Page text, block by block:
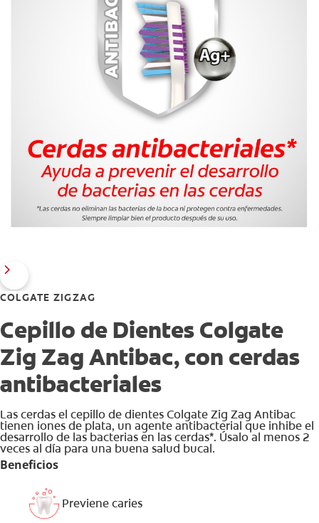
COLGATE ZIGZAG
Cepillo de Dientes Colgate
Zig Zag Antibac, con cerdas
antibacteriales
Las cerdas el cepillo de dientes Colgate Zig Zag Antibac
tienen iones de plata, un agente antibacterial que inhibe el
desarrollo de las bacterias en las cerdas*. Úsalo al menos 2
veces al día para una buena salud bucal.
Beneficios
Previene caries